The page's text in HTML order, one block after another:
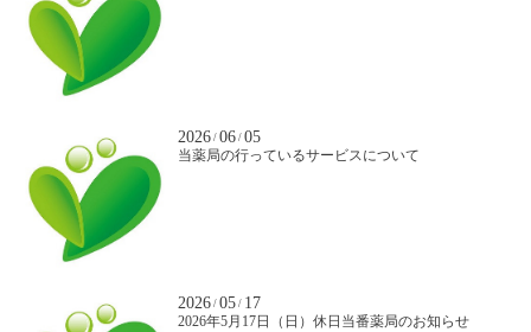
2026 / 06 / 05
当薬局の行っているサービスについて
2026 / 05 / 17
2026年5月17日（日）休日当番薬局のお知らせ